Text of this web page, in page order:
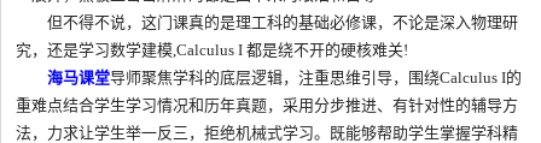
但不得不说，这门课真的是理工科的基础必修课，不论是深入物理研
究，还是学习数学建模,Calculus I 都是绕不开的硬核难关!
海马课堂导师聚焦学科的底层逻辑，注重思维引导，围绕Calculus I的
重难点结合学生学习情况和历年真题，采用分步推进、有针对性的辅导方
法，力求让学生举一反三，拒绝机械式学习。既能够帮助学生掌握学科精